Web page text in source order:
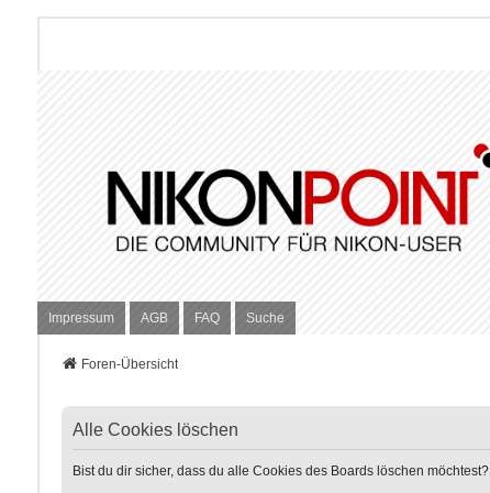
Impressum AGB FAQ Suche
Foren-Übersicht
Alle Cookies löschen
Bist du dir sicher, dass du alle Cookies des Boards löschen möchtest?